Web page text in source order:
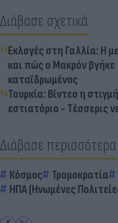
Διάβασε σχετικά
Εκλογές στη Γαλλία: Η
και πώς ο Μακρόν βγήκε
καταϊδρωμένος
Τουρκία: Βίντεο η
εστιατόριο - Tέσσερις
Διάβασε περισσότερα
Κόσμος Τρομοκρατία
ΗΠΑ (Ηνωμένες